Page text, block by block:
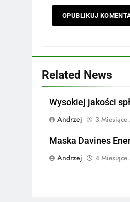
Related News
Wysokiej jakości
Andrzej
3 Miesiące
Maska Davines
Andrzej
4 Miesiące